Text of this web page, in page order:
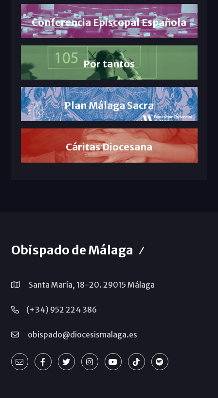
Conferencia Episcopal Española
Por tantos
Plan Málaga Sacra
Cáritas Diocesana
Obispado de Málaga
Santa María, 18-20. 29015 Málaga
(+34) 952 224 386
obispado@diocesismalaga.es